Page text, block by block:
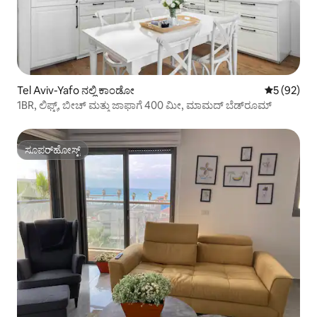
Tel Aviv-Yafo ನಲ್ಲಿ ಕಾಂಡೋ 5 ರಲ್ಲಿ 5
5 (92)
1BR, ಲಿಫ್ಟ್, ಬೀಚ್ ಮತ್ತು ಜಾಫಾಗೆ 400 ಮೀ, ಮಾಮದ್ ಬೆಡ್‌ರೂಮ್
ಸೂಪರ್‌ಹೋಸ್ಟ್
ಸೂಪರ್‌ಹೋಸ್ಟ್